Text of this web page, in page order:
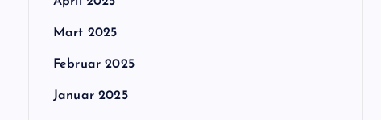
Mart 2025
Februar 2025
Januar 2025